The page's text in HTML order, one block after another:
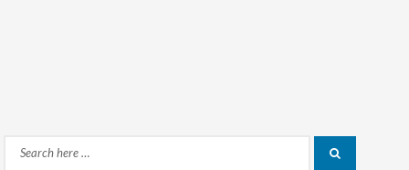
Search